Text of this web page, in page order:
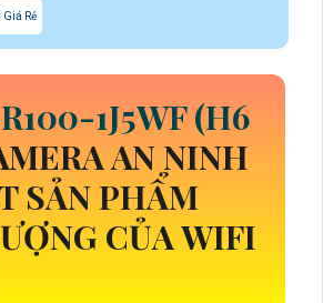
Giá Rẻ
1J5WF (H6
AN NINH
SẢN PHẨM
CỦA WIFI